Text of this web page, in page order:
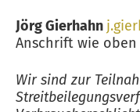
Jörg Gierhahn
Anschrift wie
Wir sind zur